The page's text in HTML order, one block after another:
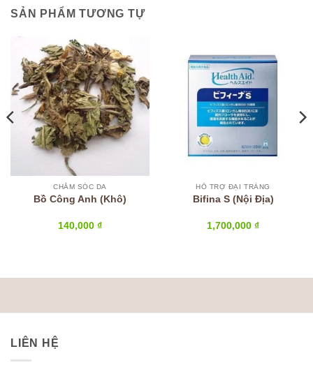
SẢN PHẨM TƯƠNG TỰ
CHĂM SÓC DA
Bồ Công Anh (Khô)
140,000 ₫
HỖ TRỢ ĐẠI TRÀNG
Bifina S (Nội Địa)
1,700,000 ₫
LIÊN HỆ